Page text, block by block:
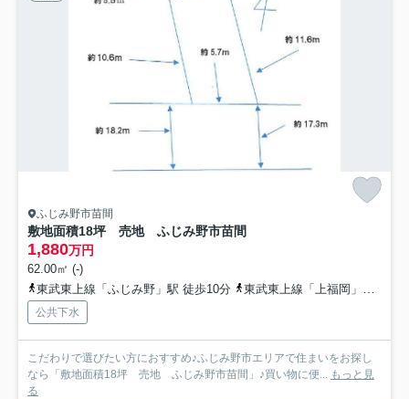
ふじみ野市苗間
敷地面積18坪 売地 ふじみ野市苗間
1,880万円
62.00㎡ (-)
東武東上線「ふじみ野」駅 徒歩10分
東武東上線「上福岡」駅 バス10分 市内循環ワゴン ふじみん号「苗間」 停歩1分
公共下水
こだわりで選びたい方におすすめ♪ふじみ野市エリアで住まいをお探し
なら「敷地面積18坪 売地 ふじみ野市苗間」♪買い物に便... もっと見
る